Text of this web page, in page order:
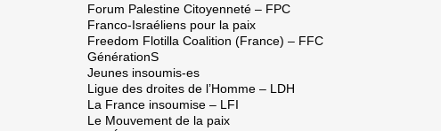
Forum Palestine Citoyenneté – FPC
Franco-Israéliens pour la paix
Freedom Flotilla Coalition (France) – FFC
GénérationS
Jeunes insoumis-es
Ligue des droites de l’Homme – LDH
La France insoumise – LFI
Le Mouvement de la paix